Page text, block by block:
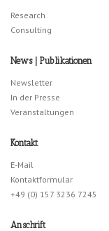
Research
Consulting
News | Publikationen
Newsletter
In der Presse
Veranstaltungen
Kontakt
E-Mail
Kontaktformular
+49 (0) 157 3236 7245
Anschrift